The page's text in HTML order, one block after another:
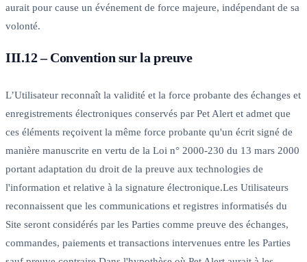
aurait pour cause un événement de force majeure, indépendant de sa
volonté.
III.12 – Convention sur la preuve
L’Utilisateur reconnaît la validité et la force probante des échanges et
enregistrements électroniques conservés par Pet Alert et admet que
ces éléments reçoivent la même force probante qu'un écrit signé de
manière manuscrite en vertu de la Loi n° 2000-230 du 13 mars 2000
portant adaptation du droit de la preuve aux technologies de
l'information et relative à la signature électronique.Les Utilisateurs
reconnaissent que les communications et registres informatisés du
Site seront considérés par les Parties comme preuve des échanges,
commandes, paiements et transactions intervenues entre les Parties